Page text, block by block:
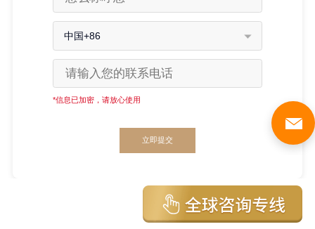
中国+86
*信息已加密，请放心使用
立即提交
移民政策实时变动，信息仅供参考。申请以当地移民政策
为准。转载、定制移民方案或咨询移民服务/政策，请联系